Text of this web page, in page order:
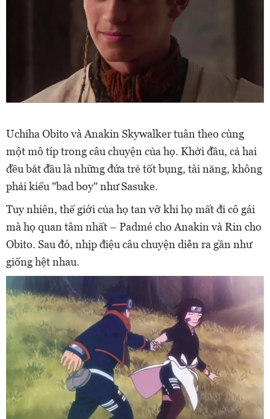
Uchiha Obito và Anakin Skywalker tuân theo cùng
một mô típ trong câu chuyện của họ. Khởi đầu, cả hai
đều bắt đầu là những đứa trẻ tốt bụng, tài năng, không
phải kiểu "bad boy" như Sasuke.
Tuy nhiên, thế giới của họ tan vỡ khi họ mất đi cô gái
mà họ quan tâm nhất – Padmé cho Anakin và Rin cho
Obito. Sau đó, nhịp điệu câu chuyện diễn ra gần như
giống hệt nhau.